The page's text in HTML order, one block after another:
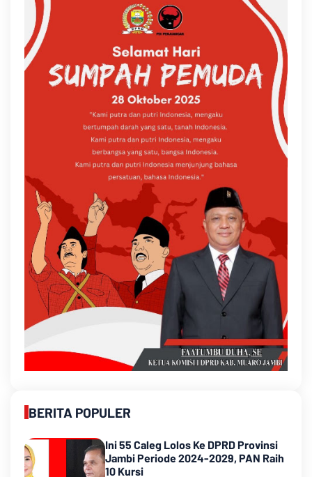
BERITA POPULER
Ini 55 Caleg Lolos Ke DPRD Provinsi
Jambi Periode 2024-2029, PAN Raih
10 Kursi